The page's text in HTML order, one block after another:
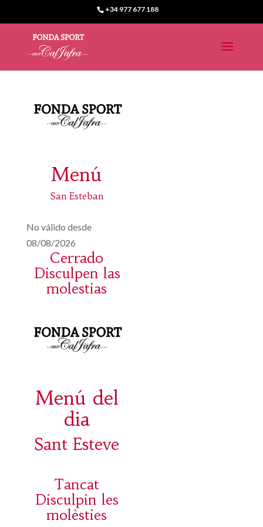
+34 977 677 188
Menú
San Esteban
No válido desde
08/08/2026
Cerrado
Disculpen las
molestias
Menú del
dia
Sant Esteve
Tancat
Disculpin les
molèsties